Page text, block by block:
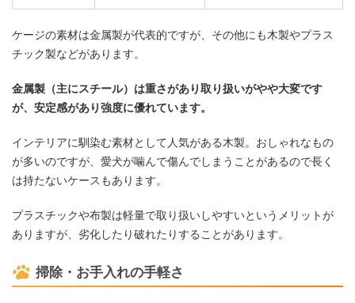
ケージの素材は金属製が代表的ですが、その他にも木製やプラス
チック製などがあります。
金属製（主にスチール）は重さがあり取り扱いがやや大変です
が、安定感があり強度に優れています。
インテリアに馴染む素材として人気がある木製。おしゃれなもの
が多いのですが、愛犬が噛んで傷んでしまうことがあるので長く
は持たないケースもあります。
プラスチックや布製は軽量で取り扱いしやすいというメリットが
ありますが、劣化したり破れたりすることがあります。
掃除・お手入れの手軽さ